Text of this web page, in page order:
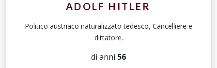
ADOLF HITLER
Politico austriaco naturalizzato tedesco, Cancelliere e
dittatore.
di anni 56